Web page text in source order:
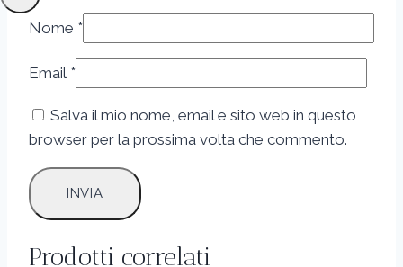
Nome *
Email *
Salva il mio nome, email e sito web in questo
browser per la prossima volta che commento.
Prodotti correlati